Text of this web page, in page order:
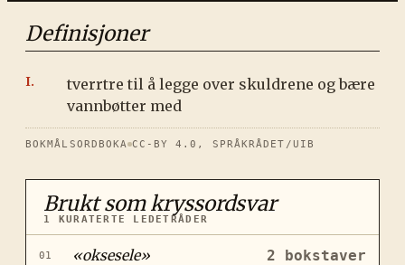
Definisjoner
tverrtre til å legge over skuldrene og bære
vannbøtter med
BOKMÅLSORDBOKA CC-BY 4.0, SPRÅKRÅDET/UIB
Brukt som kryssordsvar
1 KURATERTE LEDETRÅDER
01 «oksesele» 2 bokstaver